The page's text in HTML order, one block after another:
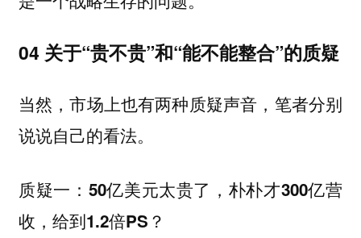
04 关于“贵不贵”和“能不能整合”的质疑
当然，市场上也有两种质疑声音，笔者分别
说说自己的看法。
质疑一：50亿美元太贵了，朴朴才300亿营
收，给到1.2倍PS？